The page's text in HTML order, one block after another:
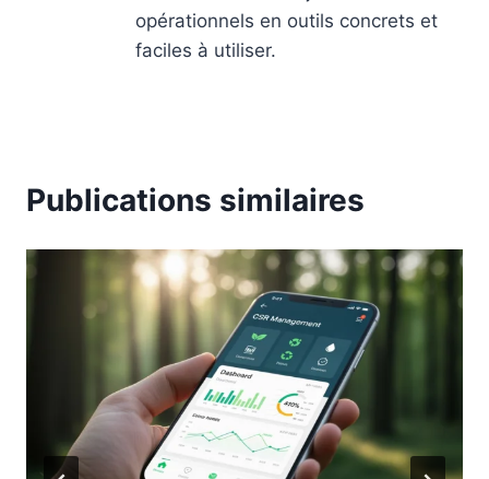
opérationnels en outils concrets et
faciles à utiliser.
Publications similaires